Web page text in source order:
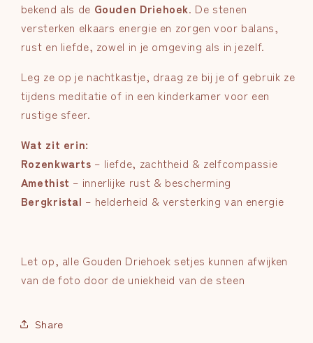
bekend als de Gouden Driehoek. De stenen
versterken elkaars energie en zorgen voor balans,
rust en liefde, zowel in je omgeving als in jezelf.
Leg ze op je nachtkastje, draag ze bij je of gebruik ze
tijdens meditatie of in een kinderkamer voor een
rustige sfeer.
Wat zit erin:
Rozenkwarts – liefde, zachtheid & zelfcompassie
Amethist – innerlijke rust & bescherming
Bergkristal – helderheid & versterking van energie
Let op, alle Gouden Driehoek setjes kunnen afwijken
van de foto door de uniekheid van de steen
Share